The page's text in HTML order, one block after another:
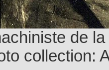
de
collection: